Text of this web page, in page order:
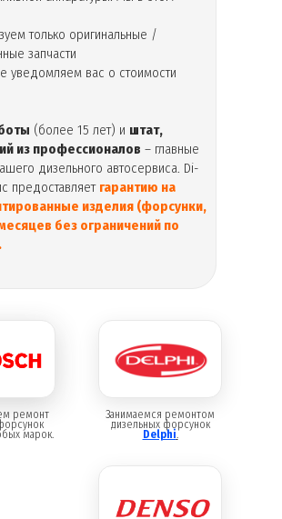
только оригинальные /
запчасти
уведомляем вас о стоимости
(более 15 лет) и штат,
из профессионалов – главные
дизельного автосервиса. Di-
предоставляет гарантию на
изделия (форсунки,
без ограничений по
ремонт
марок.
Занимаемся ремонтом
дизельных форсунок
Delphi.